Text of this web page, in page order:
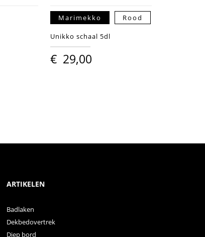
Marimekko Rood
Unikko schaal 5dl
€ 29,00
ARTIKELEN
Badlaken
Dekbedovertrek
Diep bord